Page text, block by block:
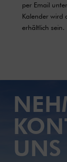
per Email unter
Kalender wird
erhältlich sein.